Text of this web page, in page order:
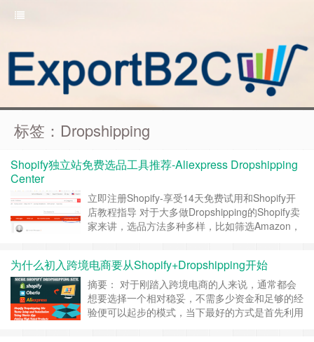
标签：Dropshipping
Shopify独立站免费选品工具推荐-Aliexpress Dropshipping
Center
立即注册Shopify-享受14天免费试用和Shopify开
店教程指导 对于大多做Dropshipping的Shopify卖
家来讲，选品方法多种多样，比如筛选Amazon，
助一些选品工具，例如我之前文章中介绍到的一款
很好用很强大的Niche Scrape……继续阅读 »
为什么初入跨境电商要从Shopify+Dropshipping开始
摘要： 对于刚踏入跨境电商的人来说，通常都会
想要选择一个相对稳妥，不需多少资金和足够的经
验便可以起步的模式，当下最好的方式是首先利用